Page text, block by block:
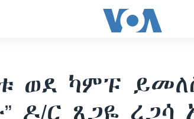
ወደ ካምፑ
ዶ/ር ጸጋዬ ረጋሳ